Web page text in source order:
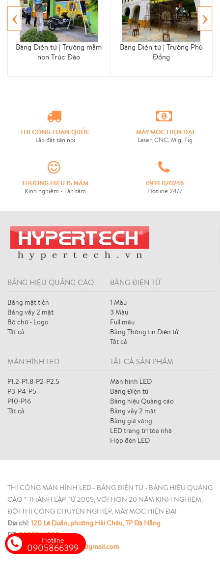
Bảng Điện tử | Trường mầm
non Trúc Đào
Bảng Điện tử | Trường Phù
Đổng
‹ ›
THI CÔNG TOÀN QUỐC
Lắp đặt tận nơi
MÁY MÓC HIỆN ĐẠI
Laser, CNC, Mig, Tig
THƯƠNG HIỆU 15 NĂM
Kinh nghiệm - Tận tâm
0914 020246
Hotline 24/7
BẢNG HIỆU QUẢNG CÁO
Bảng mặt tiền
Bảng vẫy 2 mặt
Bộ chữ - Logo
Tất cả
BẢNG ĐIỆN TỬ
1 Màu
3 Màu
Full màu
Bảng Thông tin Điện tử
Tất cả
MÀN HÌNH LED
P1.2-P1.8-P2-P2.5
P3-P4-P5
P10-P16
Tất cả
TẤT CẢ SẢN PHẨM
Màn hình LED
Bảng Điện tử
Bảng hiệu Quảng cáo
Bảng vẫy 2 mặt
Bảng giá vàng
LED trang trí tòa nhà
Hộp đèn LED
THI CÔNG MÀN HÌNH LED - BẢNG ĐIỆN TỬ - BẢNG HIỆU QUẢNG
CÁO * THÀNH LẬP TỪ 2005, VỚI HƠN 20 NĂM KINH NGHIỆM,
ĐỘI THI CÔNG CHUYÊN NGHIỆP, MÁY MÓC HIỆN ĐẠI
Địa chỉ:120 Lê Duẩn, phường Hải Châu, TP Đà Nẵng
ĐT:0905866399
Email:
hypertechvietnam@gmail.com
Hotline
0905866399